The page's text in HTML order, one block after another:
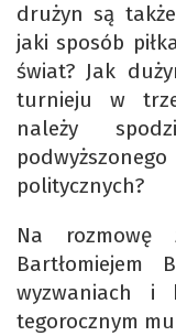
drużyn są
jaki sposób
świat? Jak
turnieju w
należy
politycznych?
Na rozmowę
Bartłomiejem
wyzwaniach i
tegorocznym